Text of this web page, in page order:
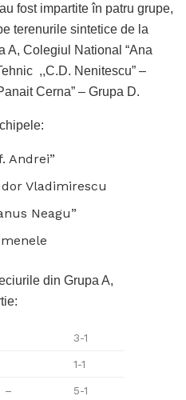
fost impartite în patru grupe,
terenurile sintetice de la
A, Colegiul National “Ana
,,C.D. Nenitescu” –
Cerna” – Grupa D.
Andrei”
Vladimirescu
Neagu”
din Grupa A,
3-1
1-1
– 5-1